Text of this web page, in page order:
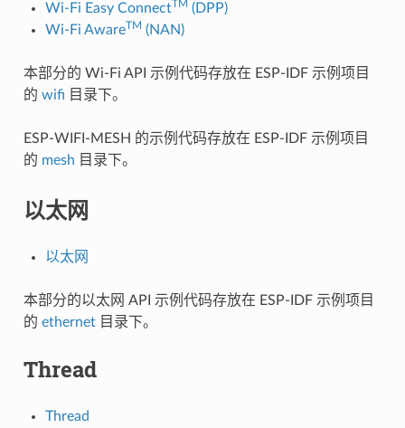
Wi-Fi Easy ConnectTM (DPP)
Wi-Fi AwareTM (NAN)
本部分的 Wi-Fi API 示例代码存放在 ESP-IDF 示例项目
的 wifi 目录下。
ESP-WIFI-MESH 的示例代码存放在 ESP-IDF 示例项目
的 mesh 目录下。
以太网
以太网
本部分的以太网 API 示例代码存放在 ESP-IDF 示例项目
的 ethernet目录下。
Thread
Thread